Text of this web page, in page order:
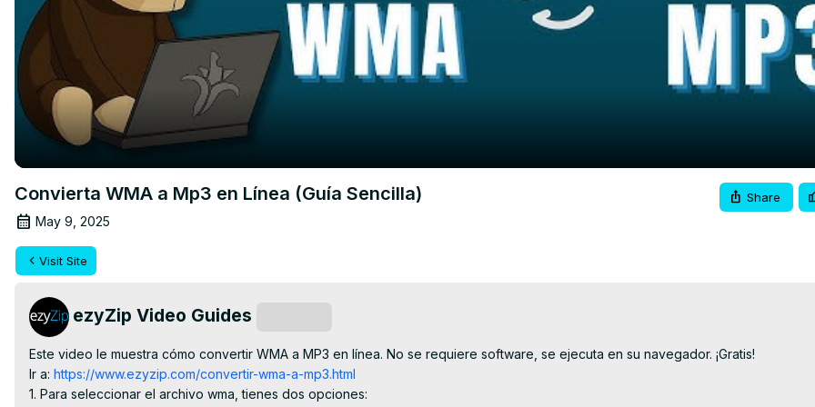
Convierta WMA a Mp3 en Línea (Guía Sencilla)
May 9, 2025
Share
Visit Site
ezyZip Video Guides
Este video le muestra cómo convertir WMA a MP3 en línea. No se requiere software, se ejecuta en su navegador. ¡Gratis!
Ir a: https://www.ezyzip.com/convertir-wma-a-mp3.html
1. Para seleccionar el archivo wma, tienes dos opciones: